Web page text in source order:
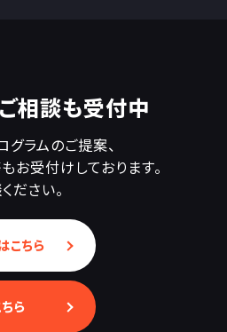
相談も受付中
グラムのご提案、
お受付けしております。
ださい。
こちら
ら